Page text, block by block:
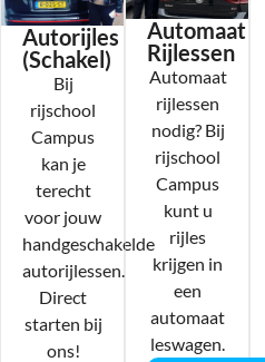
Autorijles
(Schakel)
Bij
rijschool
Campus
kan je
terecht
voor jouw
handgeschakelde
autorijlessen.
Direct
starten bij
ons!
Automaat
Rijlessen
Automaat
rijlessen
nodig? Bij
rijschool
Campus
kunt u
rijles
krijgen in
een
automaat
leswagen.